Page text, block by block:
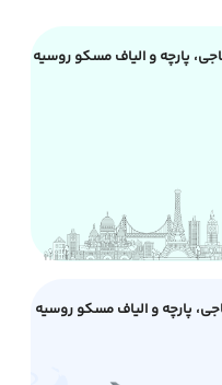
پارچه و الیاف مسکو روسیه
پارچه و الیاف مسکو روسیه